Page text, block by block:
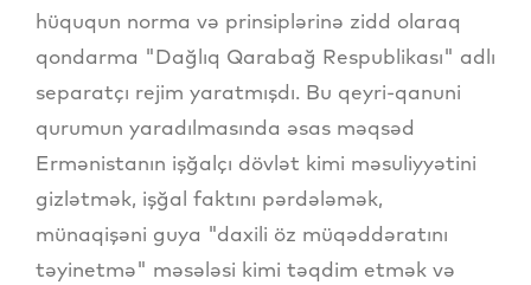
hüququn norma və prinsiplərinə zidd olaraq
qondarma "Dağlıq Qarabağ Respublikası" adlı
separatçı rejim yaratmışdı. Bu qeyri-qanuni
qurumun yaradılmasında əsas məqsəd
Ermənistanın işğalçı dövlət kimi məsuliyyətini
gizlətmək, işğal faktını pərdələmək,
münaqişəni guya "daxili öz müqəddəratını
təyinetmə" məsələsi kimi təqdim etmək və